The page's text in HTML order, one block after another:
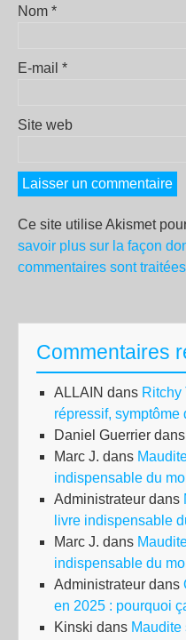
Nom *
E-mail *
Site web
Ce site utilise Akismet
savoir plus sur la façon
commentaires sont traitées
Commentaires
ALLAIN dans Ritchy
répressif,
Daniel Guerrier dans
Marc J. dans
indispensable du
Administrateur dans
livre indispensable
Marc J. dans
indispensable du
Administrateur dans
en 2025 : pourquoi
Kinski dans Maudite